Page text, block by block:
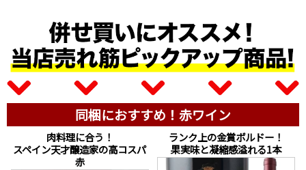
同梱におすすめ！赤ワイン
肉料理に合う！
スペイン天才醸造家の高コスパ
赤
ランク上の金賞ボルドー！
果実味と凝縮感溢れる1本